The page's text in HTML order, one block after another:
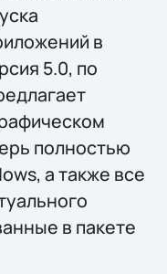
в
5.0, по
полностью
а также все
в пакете